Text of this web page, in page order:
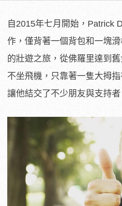
自2015年七月開始，Patrick
作，僅背著一個背包和一塊
的壯遊之旅，從佛羅里達到
不坐飛機，只靠著一隻大拇
讓他結交了不少朋友與支持者